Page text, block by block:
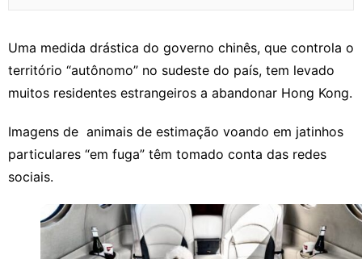
Uma medida drástica do governo chinês, que controla o
território “autônomo” no sudeste do país, tem levado
muitos residentes estrangeiros a abandonar Hong Kong.
Imagens de animais de estimação voando em jatinhos
particulares “em fuga” têm tomado conta das redes
sociais.